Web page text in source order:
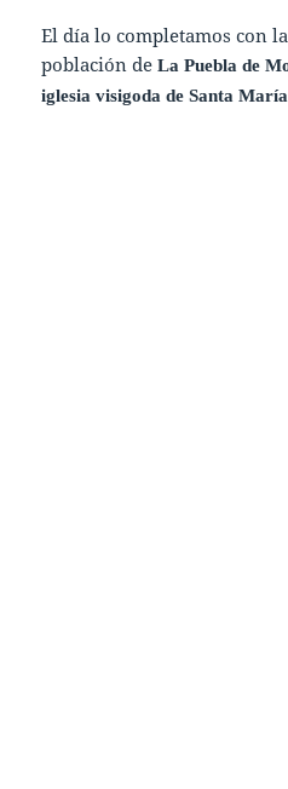
El día lo completamos con
población deLa Puebla de
iglesia visigoda de Santa